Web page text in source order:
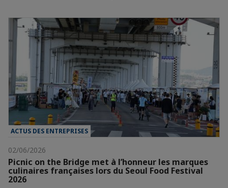
ACTUS DES ENTREPRISES
02/06/2026
Picnic on the Bridge met à l’honneur les marques
culinaires françaises lors du Seoul Food Festival
2026